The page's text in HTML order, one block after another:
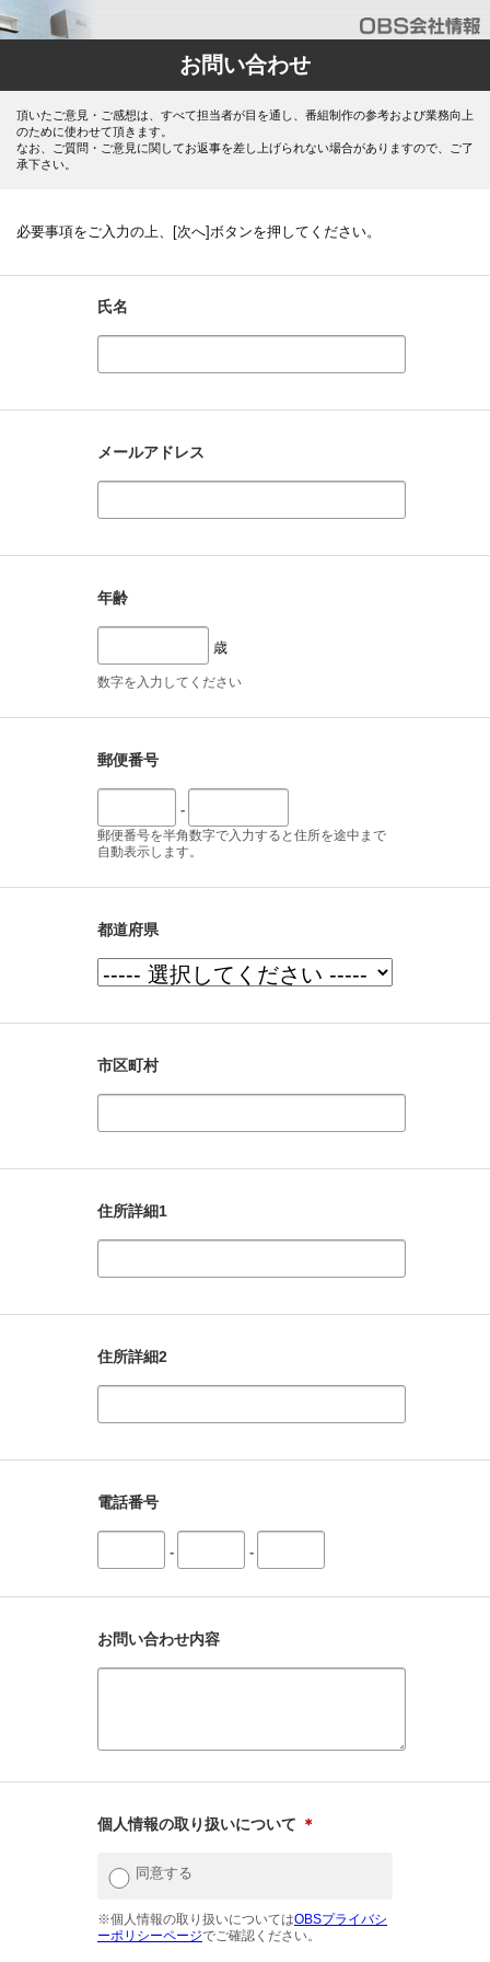
お問い合わせ
頂いたご意見・ご感想は、すべて担当者が目を通し、番組制作の参考および業務向上
のために使わせて頂きます。
なお、ご質問・ご意見に関してお返事を差し上げられない場合がありますので、ご了
承下さい。
必要事項をご入力の上、[次へ]ボタンを押してください。
氏名
メールアドレス
年齢
歳
数字を入力してください
郵便番号
-
郵便番号を半角数字で入力すると住所を途中まで
自動表示します。
都道府県
市区町村
住所詳細1
住所詳細2
電話番号
- -
お問い合わせ内容
個人情報の取り扱いについて ＊
同意する
※個人情報の取り扱いについてはOBSプライバシ
ーポリシーページでご確認ください。